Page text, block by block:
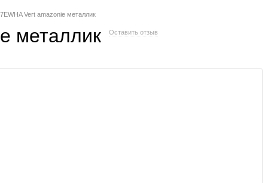
Vert amazonie металлик
металлик Оставить отзыв